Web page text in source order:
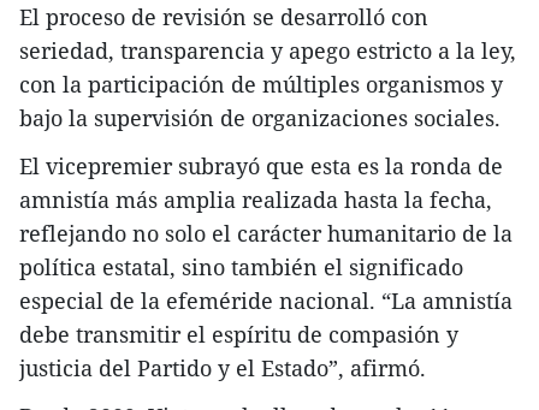
El proceso de revisión se desarrolló con
seriedad, transparencia y apego estricto a la ley,
con la participación de múltiples organismos y
bajo la supervisión de organizaciones sociales.
El vicepremier subrayó que esta es la ronda de
amnistía más amplia realizada hasta la fecha,
reflejando no solo el carácter humanitario de la
política estatal, sino también el significado
especial de la efeméride nacional. “La amnistía
debe transmitir el espíritu de compasión y
justicia del Partido y el Estado”, afirmó.